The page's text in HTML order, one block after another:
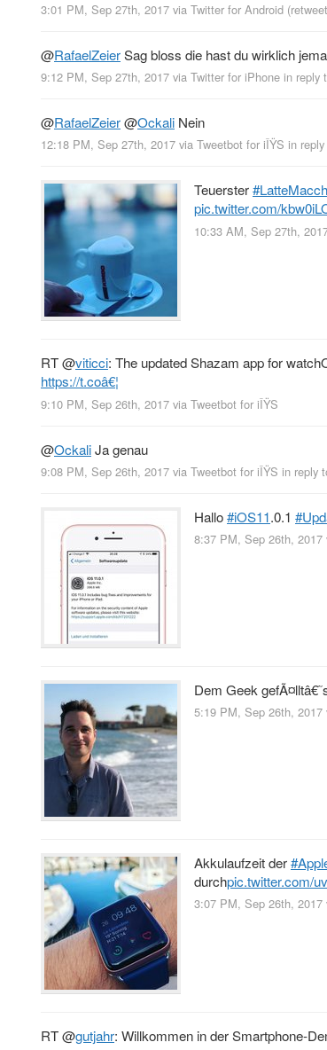
3:01 PM, Sep 27th, 2017 via Twitter for Android
@RafaelZeierSag bloss die hast du wirklich
9:12 PM, Sep 27th, 2017 via Twitter for iPhone in reply
@RafaelZeier@Ockali Nein
12:18 PM, Sep 27th, 2017 via Tweetbot for iÎŸS in
Teuerster
pic.twitter.com/
10:33 AM, Sep 27th,
RT@viticci: The updated Shazam app for
https://t.coâ€¦
9:10 PM, Sep 26th, 2017 via Tweetbot for iÎŸS
@OckaliJa genau
9:08 PM, Sep 26th, 2017 via Tweetbot for iÎŸS in reply
Hallo#iOS11.0.1
8:37 PM, Sep 26th, 2017
Dem Geek
5:19 PM, Sep 26th, 2017
Akkulaufzeit der
durchpic.twitter.com/
3:07 PM, Sep 26th, 2017
RT@gutjahr: Willkommen in der Smartphone-